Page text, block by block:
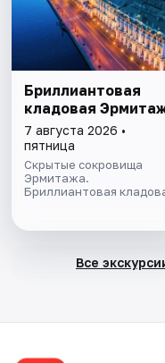
Бриллиантовая
кладовая
7 августа 2026 •
пятница
Скрытые сокровища
Эрмитажа.
Бриллиантовая
Все